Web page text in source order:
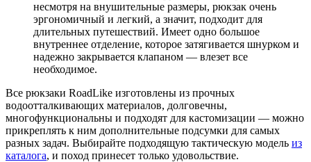
несмотря на внушительные размеры, рюкзак очень
эргономичный и легкий, а значит, подходит для
длительных путешествий. Имеет одно большое
внутреннее отделение, которое затягивается шнурком и
надежно закрывается клапаном — влезет все
необходимое.
Все рюкзаки RoadLike изготовлены из прочных
водоотталкивающих материалов, долговечны,
многофункциональны и подходят для кастомизации — можно
прикреплять к ним дополнительные подсумки для самых
разных задач. Выбирайте подходящую тактическую модель из
каталога, и поход принесет только удовольствие.